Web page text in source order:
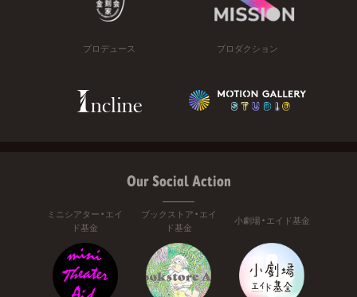
プロデュース プロダクション
Our Social Action
ミニシアター・エイ
ド基金
ブックストア・エイ
ド基金
小劇場・エイド基金